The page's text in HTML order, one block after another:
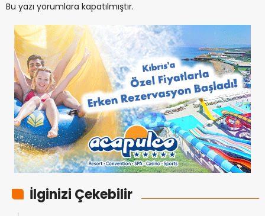
Bu yazı yorumlara kapatılmıştır.
İlginizi Çekebilir